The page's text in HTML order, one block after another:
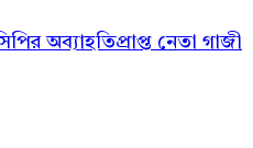
অব্যাহতিপ্রাপ্ত নেতা গাজী